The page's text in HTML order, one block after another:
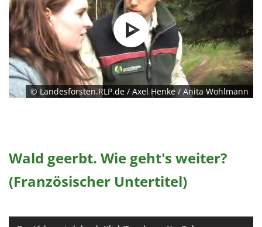
© Landesforsten.RLP.de / Axel Henke / Anita Wohlmann
Wald geerbt. Wie geht's weiter?
(Französischer Untertitel)